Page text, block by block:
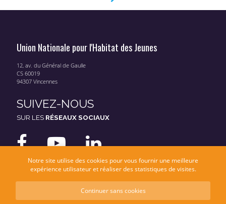
Union Nationale pour l'Habitat des Jeunes
12, av. du Général de Gaulle
CS 60019
94307 Vincennes
SUIVEZ-NOUS
SUR LES RÉSEAUX SOCIAUX
Mentions légales
Notre site utilise des cookies pour vous fournir une meilleure
expérience utilisateur et réaliser des statistiques de visites.
Continuer sans cookies